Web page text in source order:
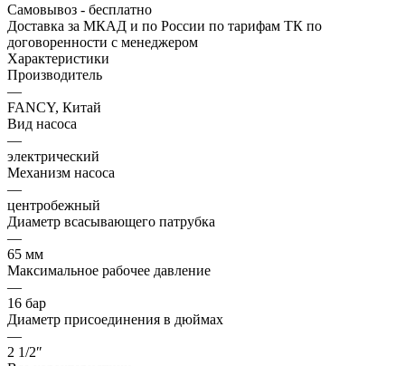
Самовывоз - бесплатно
Доставка за МКАД и по России по тарифам ТК по
договоренности с менеджером
Характеристики
Производитель
—
FANCY, Китай
Вид насоса
—
электрический
Механизм насоса
—
центробежный
Диаметр всасывающего патрубка
—
65 мм
Максимальное рабочее давление
—
16 бар
Диаметр присоединения в дюймах
—
2 1/2″